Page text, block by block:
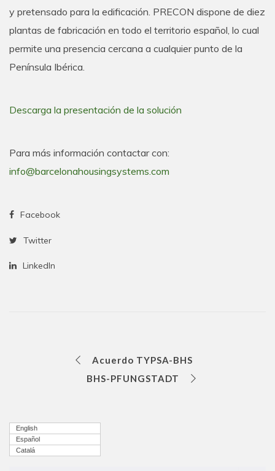
y pretensado para la edificación. PRECON dispone de diez
plantas de fabricación en todo el territorio español, lo cual
permite una presencia cercana a cualquier punto de la
Península Ibérica.
Descarga la presentación de la solución
Para más información contactar con:
info@barcelonahousingsystems.com
Facebook
Twitter
LinkedIn
Acuerdo TYPSA-BHS
BHS-PFUNGSTADT
English
Español
Catalá